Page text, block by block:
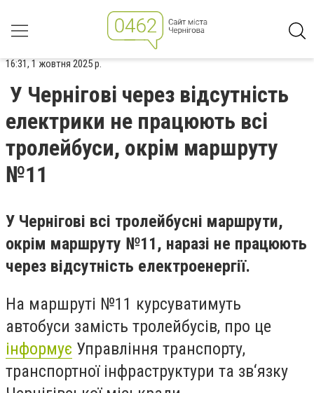
16:31, 1 жовтня 2025 р.
У Чернігові через відсутність
електрики не працюють всі
тролейбуси, окрім маршруту
№11
У Чернігові всі тролейбусні маршрути,
окрім маршруту №11, наразі не працюють
через відсутність електроенергії.
На маршруті №11 курсуватимуть
автобуси замість тролейбусів, про це
інформує Управління транспорту,
транспортної інфраструктури та зв‘язку